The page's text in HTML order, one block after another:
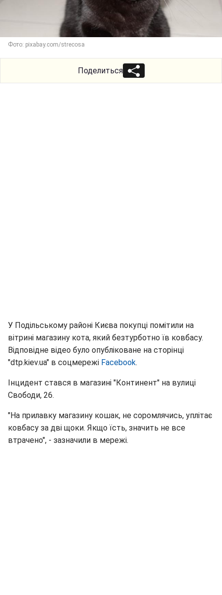
Фото: pixabay.com/strecosa
Поделиться
У Подільському районі Києва покупці помітили на
вітрині магазину кота, який безтурботно їв ковбасу.
Відповідне відео було опубліковане на сторінці
"dtp.kiev.ua" в соцмережі Facebook.
Інцидент стався в магазині "Континент" на вулиці
Свободи, 26.
"На прилавку магазину кошак, не соромлячись, уплітає
ковбасу за дві щоки. Якщо їсть, значить не все
втрачено", - зазначили в мережі.